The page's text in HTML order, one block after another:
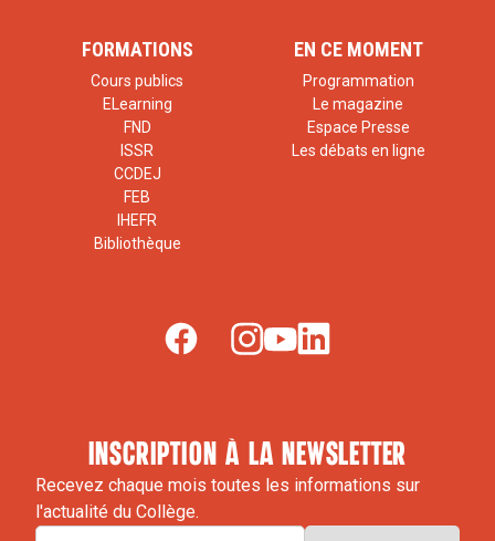
FORMATIONS
Cours publics
ELearning
FND
ISSR
CCDEJ
FEB
IHEFR
Bibliothèque
EN CE MOMENT
Programmation
Le magazine
Espace Presse
Les débats en ligne
inscription à la newsletter
Recevez chaque mois toutes les informations sur
l'actualité du Collège.